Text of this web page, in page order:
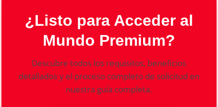
¿Listo para Acceder al
Mundo Premium?
Descubre todos los requisitos, beneficios
detallados y el proceso completo de solicitud en
nuestra guía completa.